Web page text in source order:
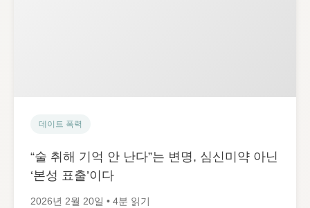
데이트 폭력
“술 취해 기억 안 난다”는 변명, 심신미약 아닌
‘본성 표출’이다
2026년 2월 20일 • 4분 읽기